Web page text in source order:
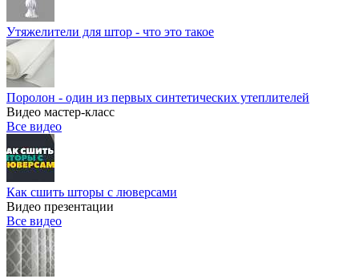
Утяжелители для штор - что это такое
Поролон - один из первых синтетических утеплителей
Видео мастер-класс
Все видео
Как сшить шторы с люверсами
Видео презентации
Все видео